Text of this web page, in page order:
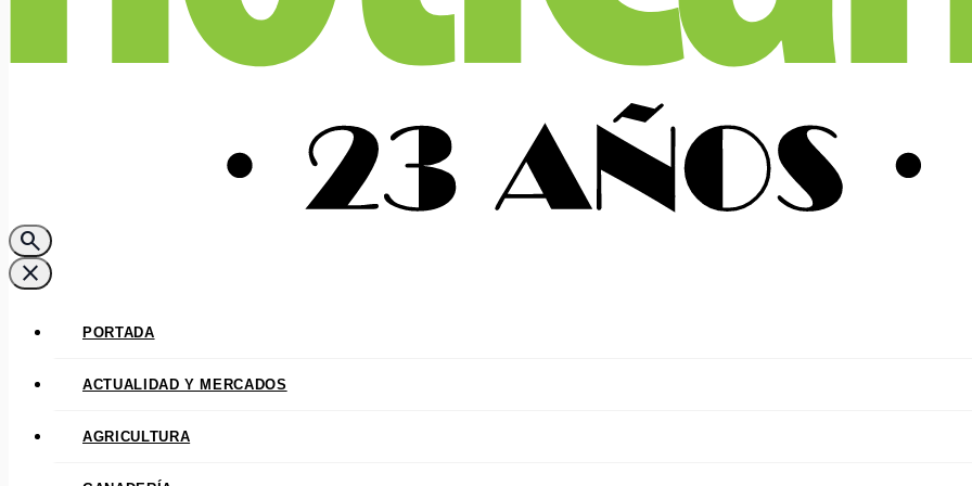
search
close
PORTADA
ACTUALIDAD Y MERCADOS
AGRICULTURA